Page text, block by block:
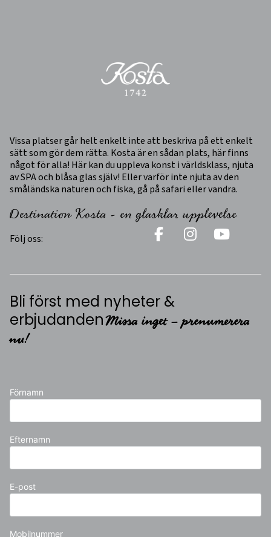
Vissa platser går helt enkelt inte att beskriva på ett enkelt
sätt som gör dem rätta. Kosta är en sådan plats, här finns
något för alla! Här kan du uppleva konst i världsklass, njuta
av SPA och blåsa glas själv! Eller varför inte njuta av den
småländska naturen och fiska, gå på safari eller vandra.
Destination Kosta - en glasklar upplevelse
Följ oss:
Bli först med nyheter &
erbjudanden Missa inget – prenumerera
nu!
Förnamn
Efternamn
E-post
Mobilnummer